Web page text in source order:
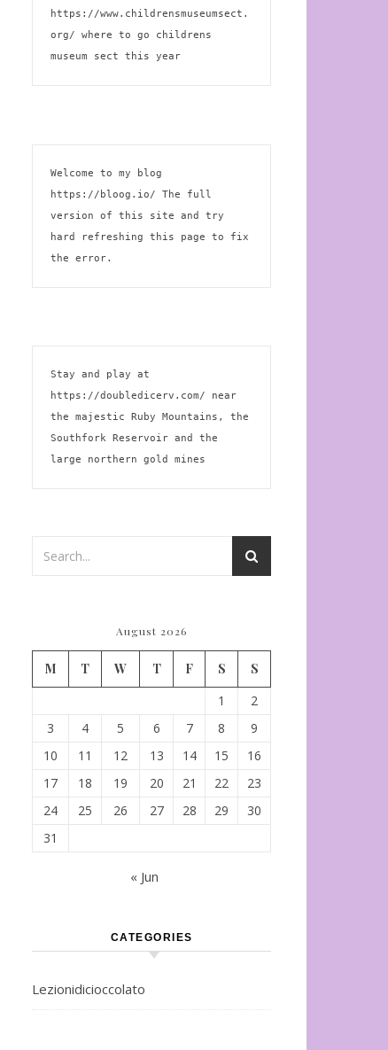
https://www.childrensmuseumsect.
org/ where to go childrens
museum sect this year
https://bloog.io/ The full
version of this site and try
hard refreshing this page to fix
the error.
https://doubledicerv.com/ near
the majestic Ruby Mountains, the
Southfork Reservoir and the
large northern gold mines
August 2026
M T W T F S
S
1
2
3
4 5 6 7 8
9
10
11 12 13 14 15
16
17
18 19 20 21 22
23
24
25 26 27 28 29
30
31
« Jun
CATEGORIES
Lezionidicioccolato